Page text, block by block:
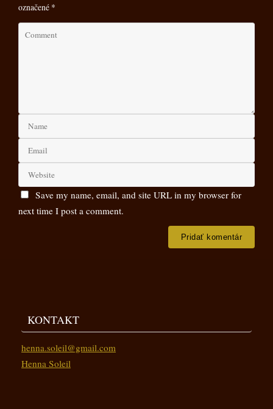
označené *
Save my name, email, and site URL in my browser for
next time I post a comment.
KONTAKT
henna.soleil@gmail.com
Henna Soleil